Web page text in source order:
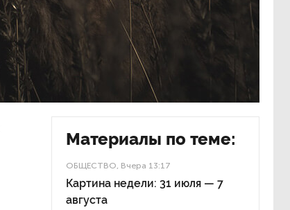
Материалы по теме:
ОБЩЕСТВО, Вчера 13:17
Картина недели: 31 июля — 7
августа